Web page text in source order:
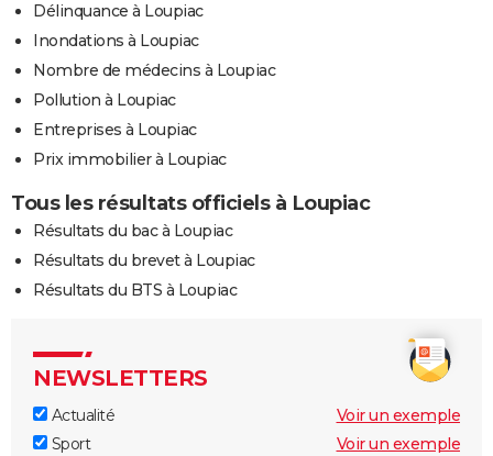
Délinquance à Loupiac
Inondations à Loupiac
Nombre de médecins à Loupiac
Pollution à Loupiac
Entreprises à Loupiac
Prix immobilier à Loupiac
Tous les résultats officiels à Loupiac
Résultats du bac à Loupiac
Résultats du brevet à Loupiac
Résultats du BTS à Loupiac
NEWSLETTERS
Actualité
Voir un exemple
Sport
Voir un exemple